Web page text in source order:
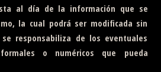
al día de la información que se
la cual podrá ser modificada sin
responsabiliza de los eventuales
o numéricos que pueda